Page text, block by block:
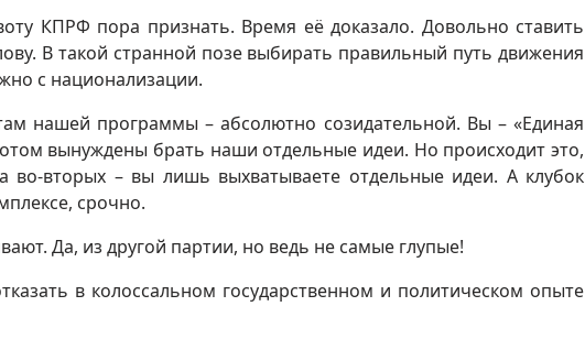
КПРФ пора признать. Время её доказало. Довольно ставить
В такой странной позе выбирать правильный путь движения
с национализации.
нашей программы – абсолютно созидательной. Вы – «Единая
вынуждены брать наши отдельные идеи. Но происходит это,
вторых – вы лишь выхватываете отдельные идеи. А клубок
срочно.
Да, из другой партии, но ведь не самые глупые!
в колоссальном государственном и политическом опыте